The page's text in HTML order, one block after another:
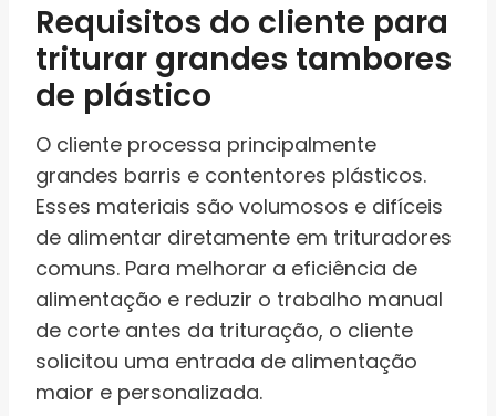
Requisitos do cliente para
triturar grandes tambores
de plástico
O cliente processa principalmente
grandes barris e contentores plásticos.
Esses materiais são volumosos e difíceis
de alimentar diretamente em trituradores
comuns. Para melhorar a eficiência de
alimentação e reduzir o trabalho manual
de corte antes da trituração, o cliente
solicitou uma entrada de alimentação
maior e personalizada.